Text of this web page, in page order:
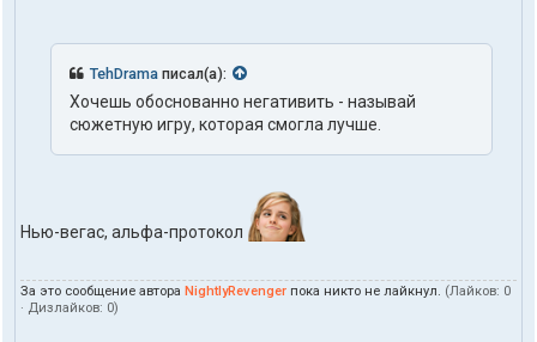
TehDrama писал(а):
Хочешь обоснованно негативить - называй
сюжетную игру, которая смогла лучше.
Нью-вегас, альфа-протокол
За это сообщение автора NightlyRevenger пока никто не лайкнул. (Лайков: 0
· Дизлайков: 0)